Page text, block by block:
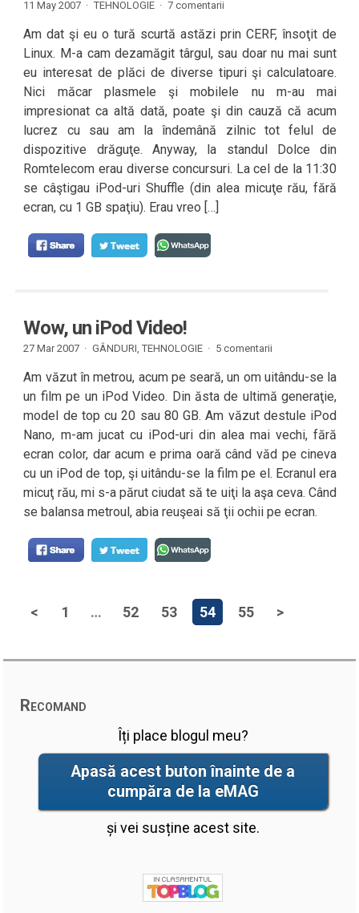
11 May 2007 · TEHNOLOGIE · 7 comentarii
Am dat şi eu o tură scurtă astăzi prin CERF, însoţit de
Linux. M-a cam dezamăgit târgul, sau doar nu mai sunt
eu interesat de plăci de diverse tipuri şi calculatoare.
Nici măcar plasmele şi mobilele nu m-au mai
impresionat ca altă dată, poate şi din cauză că acum
lucrez cu sau am la îndemână zilnic tot felul de
dispozitive drăguţe. Anyway, la standul Dolce din
Romtelecom erau diverse concursuri. La cel de la 11:30
se câştigau iPod-uri Shuffle (din alea micuţe rău, fără
ecran, cu 1 GB spaţiu). Erau vreo […]
Wow, un iPod Video!
27 Mar 2007 · GÂNDURI,TEHNOLOGIE · 5 comentarii
Am văzut în metrou, acum pe seară, un om uitându-se la
un film pe un iPod Video. Din ăsta de ultimă generaţie,
model de top cu 20 sau 80 GB. Am văzut destule iPod
Nano, m-am jucat cu iPod-uri din alea mai vechi, fără
ecran color, dar acum e prima oară când văd pe cineva
cu un iPod de top, şi uitându-se la film pe el. Ecranul era
micuţ rău, mi s-a părut ciudat să te uiţi la aşa ceva. Când
se balansa metroul, abia reuşeai să ţii ochii pe ecran.
< 1 … 52 53 54 55 >
Recomand
Îți place blogul meu?
Apasă acest buton înainte de a
cumpăra de la eMAG
și vei susține acest site.